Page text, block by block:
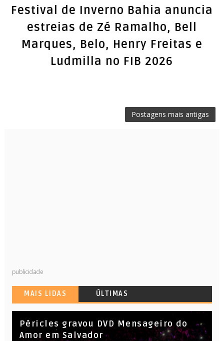
Festival de Inverno Bahia anuncia
estreias de Zé Ramalho, Bell
Marques, Belo, Henry Freitas e
Ludmilla no FIB 2026
Postagens mais antigas
publicidade
MAIS LIDAS ÚLTIMAS
Péricles gravou DVD Mensageiro do
Amor em Salvador